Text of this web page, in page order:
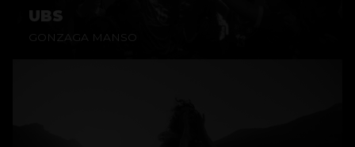
UBS
GONZAGA MANSO